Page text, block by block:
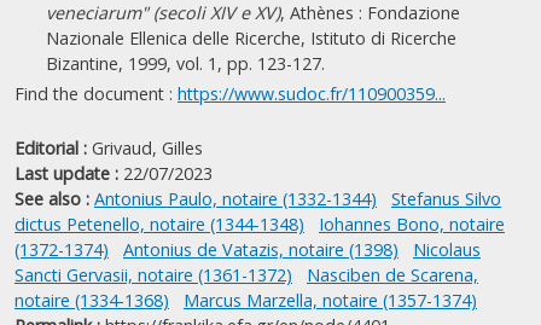
veneciarum" (secoli XIV e XV), Athènes : Fondazione
Nazionale Ellenica delle Ricerche, Istituto di Ricerche
Bizantine, 1999, vol. 1, pp. 123-127.
Find the document : https://www.sudoc.fr/110900359...
Editorial : Grivaud, Gilles
Last update : 22/07/2023
See also : Antonius Paulo, notaire (1332-1344)
Stefanus Silvo
dictus Petenello, notaire (1344-1348)
Iohannes Bono, notaire
(1372-1374)
Antonius de Vatazis, notaire (1398)
Nicolaus
Sancti Gervasii, notaire (1361-1372)
Nasciben de Scarena,
notaire (1334-1368)
Marcus Marzella, notaire (1357-1374)